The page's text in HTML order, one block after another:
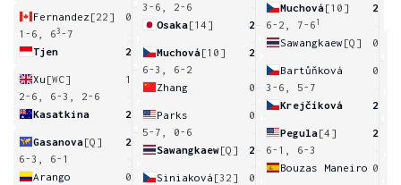
Fernandez [22]
0
1-6, 63 -7
Tjen
2
Xu [WC]
1
2-6, 6-3, 2-6
Kasatkina
2
Gasanova[Q]
2
6-3, 6-1
Arango
0
3-6, 2-6
Osaka[14] 2
Muchová[10]
2
6-3, 6-2
Zhang
0
Parks
0
5-7, 0-6
Sawangkaew[Q] 2
Siniaková [32]
0
Muchová[10]
2
6-2, 7-6 1
Sawangkaew [Q] 0
Bartůňková
0
3-6, 5-7
Krejčíková
2
Pegula[4]
2
6-1, 6-3
Bouzas Maneiro 0